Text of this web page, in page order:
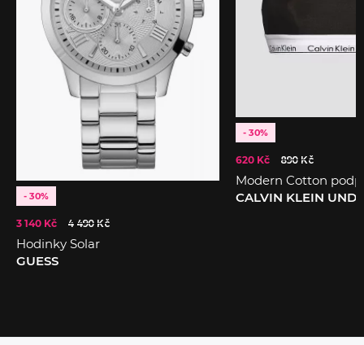
- 30%
3 140 Kč 4 490 Kč
Hodinky Solar
GUESS
- 30%
620 Kč 890 Kč
Modern Cotton
CALVIN KLEIN